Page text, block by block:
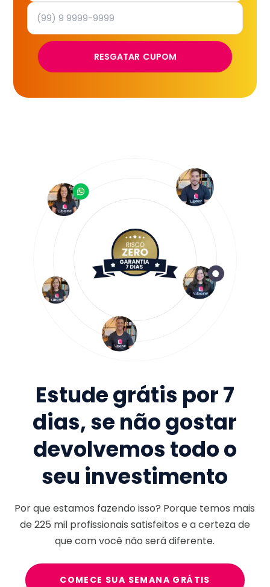
RESGATAR CUPOM
Estude grátis por 7
dias, se não gostar
devolvemos todo o
seu investimento
Por que estamos fazendo isso? Porque temos mais
de225 milprofissionais satisfeitos e a certeza de
que com você não será diferente.
COMECE SUA SEMANA GRÁTIS